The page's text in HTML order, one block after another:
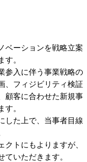
ベーションを戦略立案
す。
参入に伴う事業戦略の
、フィジビリティ検証
顧客に合わせた新規事
す。
した上で、当事者目線
クトにもよりますが、
ていただきます。